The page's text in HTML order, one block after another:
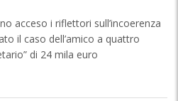
acceso i riflettori sull’incoerenza
il caso dell’amico a quattro
di 24 mila euro